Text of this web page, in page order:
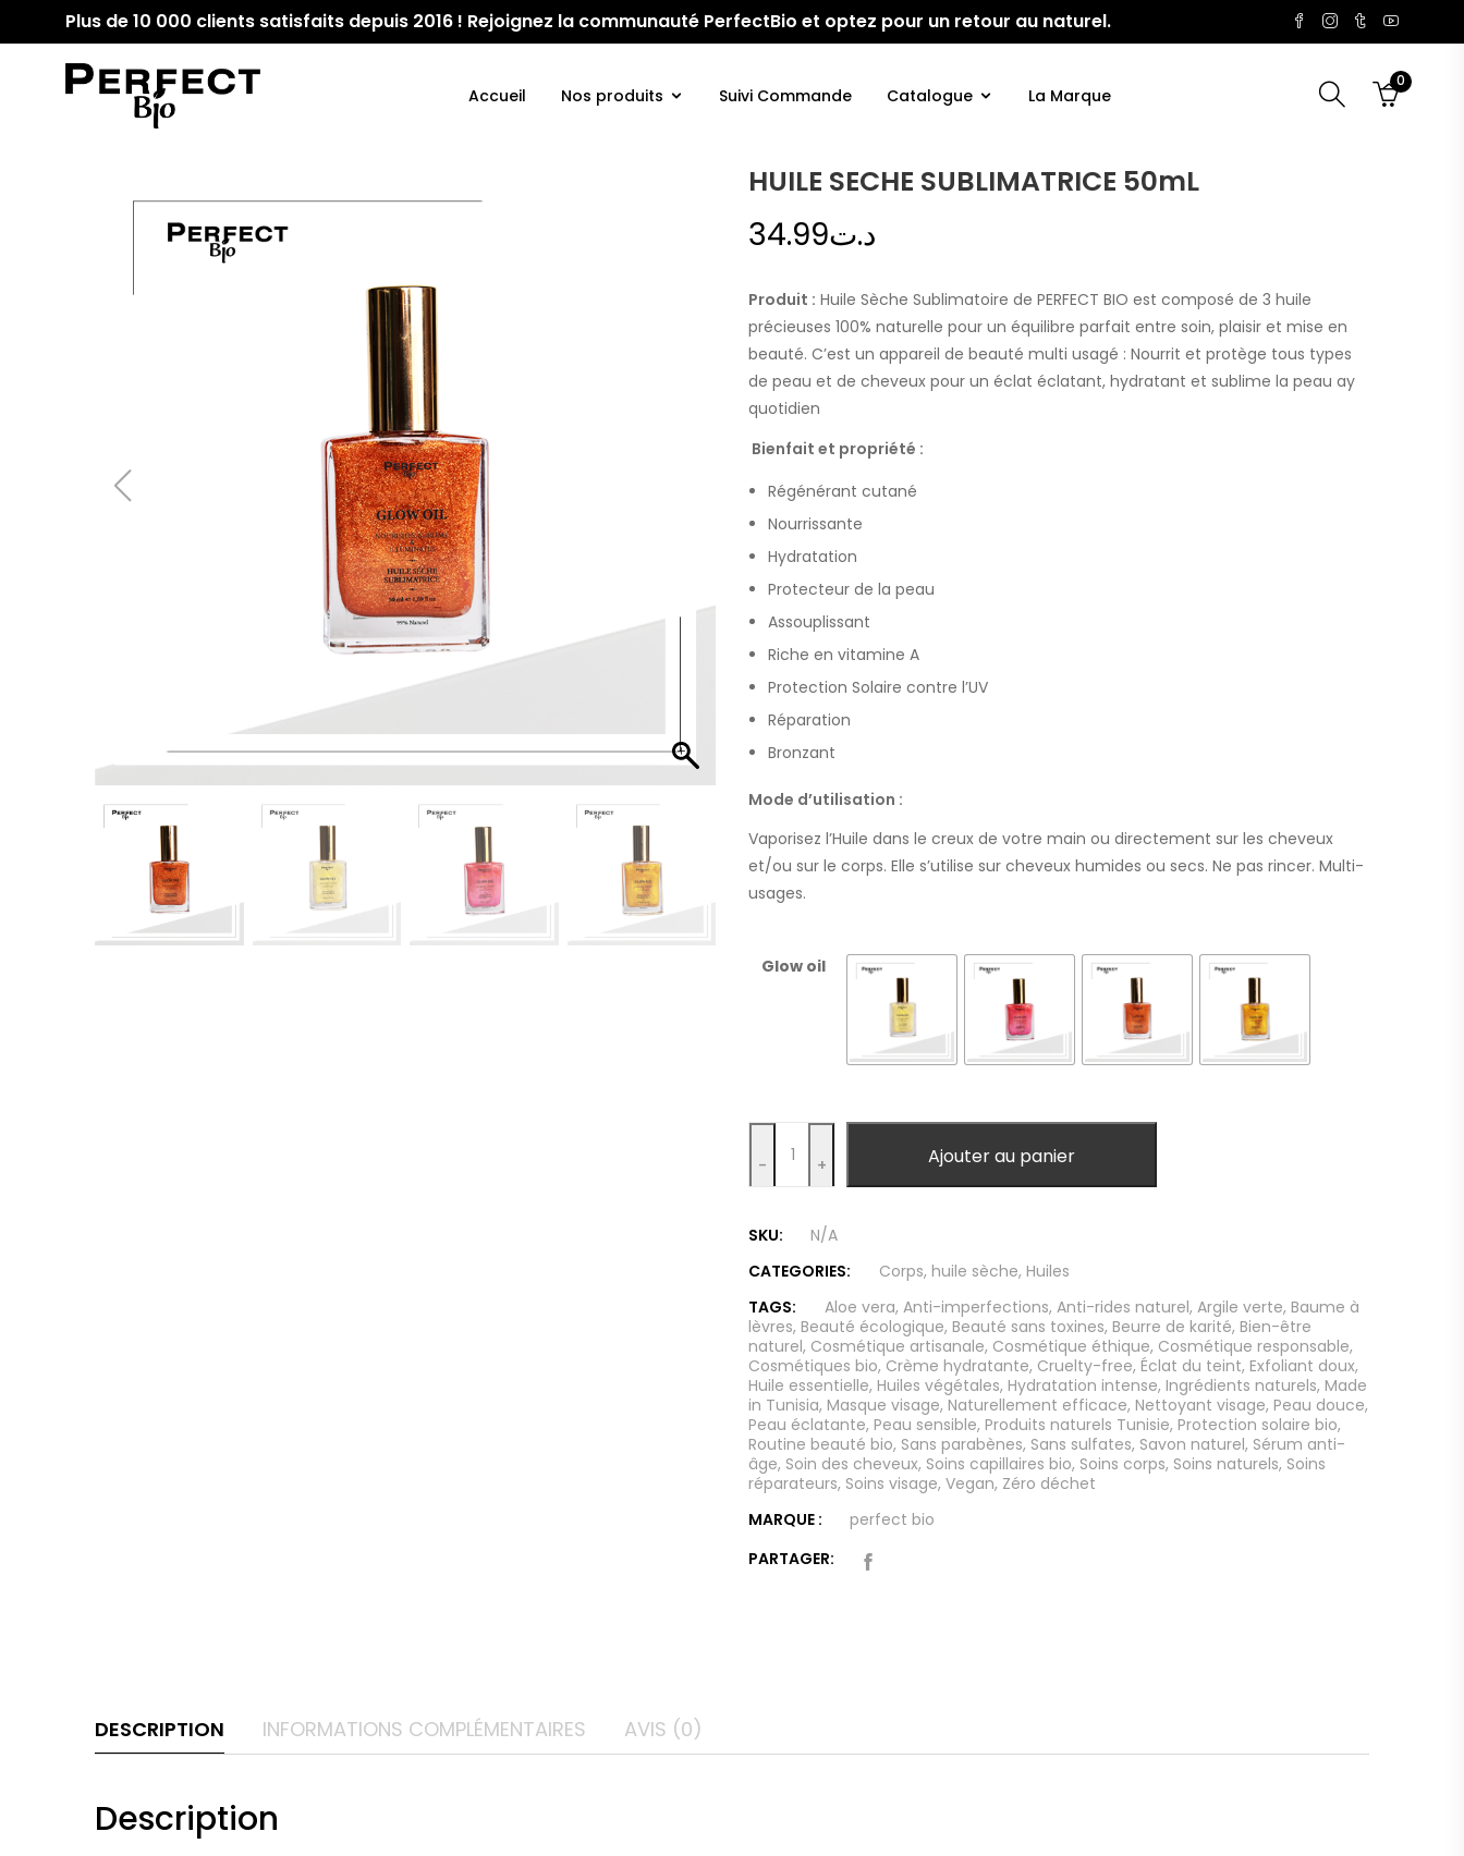
Plus de 10 000 clients satisfaits depuis 2016 ! Rejoignez la communauté PerfectBio et optez pour un retour au naturel.
Accueil Nos produits Suivi Commande Catalogue La Marque
0
HUILE SECHE SUBLIMATRICE 50mL
د.ت34.99
Produit : Huile Sèche Sublimatoire de PERFECT BIO est composé de 3 huile
précieuses 100% naturelle pour un équilibre parfait entre soin, plaisir et mise en
beauté. C’est un appareil de beauté multi usagé : Nourrit et protège tous types
de peau et de cheveux pour un éclat éclatant, hydratant et sublime la peau ay
quotidien
Bienfait et propriété :
Régénérant cutané
Nourrissante
Hydratation
Protecteur de la peau
Assouplissant
Riche en vitamine A
Protection Solaire contre l’UV
Réparation
Bronzant
Mode d’utilisation :
Vaporisez l’Huile dans le creux de votre main ou directement sur les cheveux
et/ou sur le corps. Elle s’utilise sur cheveux humides ou secs. Ne pas rincer. Multi-
usages.
Glow oil
-
+ Ajouter au panier
SKU:
N/A
CATEGORIES:
Corps, huile sèche, Huiles
TAGS:
Aloe vera, Anti-imperfections, Anti-rides naturel, Argile verte, Baume à
lèvres, Beauté écologique, Beauté sans toxines, Beurre de karité, Bien-être
naturel, Cosmétique artisanale, Cosmétique éthique, Cosmétique responsable,
Cosmétiques bio, Crème hydratante, Cruelty-free, Éclat du teint, Exfoliant doux,
Huile essentielle, Huiles végétales, Hydratation intense, Ingrédients naturels, Made
in Tunisia, Masque visage, Naturellement efficace, Nettoyant visage, Peau douce,
Peau éclatante, Peau sensible, Produits naturels Tunisie, Protection solaire bio,
Routine beauté bio, Sans parabènes, Sans sulfates, Savon naturel, Sérum anti-
âge, Soin des cheveux, Soins capillaires bio, Soins corps, Soins naturels, Soins
réparateurs, Soins visage, Vegan, Zéro déchet
MARQUE :
perfect bio
PARTAGER:
DESCRIPTION INFORMATIONS COMPLÉMENTAIRES AVIS (0)
Description